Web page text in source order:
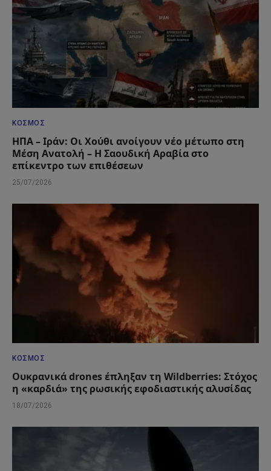
ΚΌΣΜΟΣ
ΗΠΑ – Ιράν: Οι Χούθι ανοίγουν νέο μέτωπο στη
Μέση Ανατολή – Η Σαουδική Αραβία στο
επίκεντρο των επιθέσεων
25/07/2026
ΚΌΣΜΟΣ
Ουκρανικά drones έπληξαν τη Wildberries: Στόχος
η «καρδιά» της ρωσικής εφοδιαστικής αλυσίδας
18/07/2026